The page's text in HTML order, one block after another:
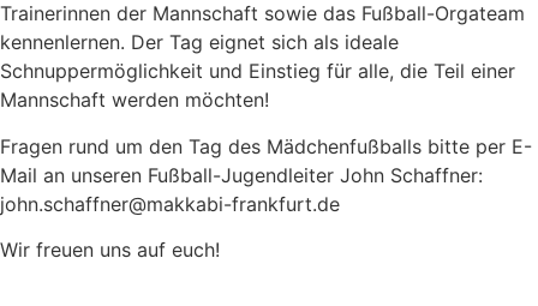
Trainerinnen der Mannschaft sowie das Fußball-Orgateam
kennenlernen. Der Tag eignet sich als ideale
Schnuppermöglichkeit und Einstieg für alle, die Teil einer
Mannschaft werden möchten!
Fragen rund um den Tag des Mädchenfußballs bitte per E-
Mail an unseren Fußball-Jugendleiter John Schaffner:
john.schaffner@makkabi-frankfurt.de
Wir freuen uns auf euch!